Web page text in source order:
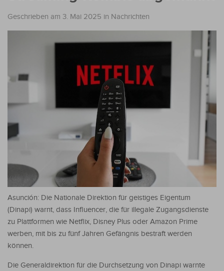
Geschrieben am 3. Mai 2025 in Nachrichten
Asunción: Die Nationale Direktion für geistiges Eigentum
(Dinapi) warnt, dass Influencer, die für illegale Zugangsdienste
zu Plattformen wie Netflix, Disney Plus oder Amazon Prime
werben, mit bis zu fünf Jahren Gefängnis bestraft werden
können.
Die Generaldirektion für die Durchsetzung von Dinapi warnte